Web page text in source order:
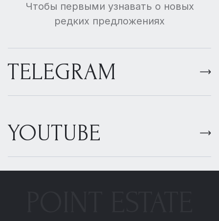
Чтобы первыми узнавать о новых
редких предложениях
TELEGRAM
YOUTUBE